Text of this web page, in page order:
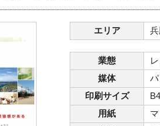
エリア
業態
媒体
印刷サイズ
用紙